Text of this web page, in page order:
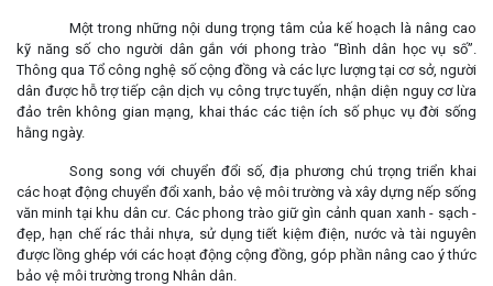
Một trong những nội dung trọng tâm của kế hoạch là nâng cao
kỹ năng số cho người dân gắn với phong trào “Bình dân học vụ số”.
Thông qua Tổ công nghệ số cộng đồng và các lực lượng tại cơ sở, người
dân được hỗ trợ tiếp cận dịch vụ công trực tuyến, nhận diện nguy cơ lừa
đảo trên không gian mạng, khai thác các tiện ích số phục vụ đời sống
hằng ngày.
Song song với chuyển đổi số, địa phương chú trọng triển khai
các hoạt động chuyển đổi xanh, bảo vệ môi trường và xây dựng nếp sống
văn minh tại khu dân cư. Các phong trào giữ gìn cảnh quan xanh - sạch -
đẹp, hạn chế rác thải nhựa, sử dụng tiết kiệm điện, nước và tài nguyên
được lồng ghép với các hoạt động cộng đồng, góp phần nâng cao ý thức
bảo vệ môi trường trong Nhân dân.